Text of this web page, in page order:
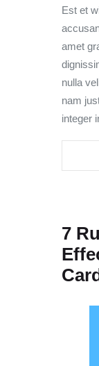
Est et
amet
nulla
nam
integer
7